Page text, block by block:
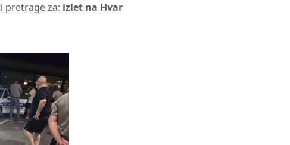
pretrage za: izlet na Hvar